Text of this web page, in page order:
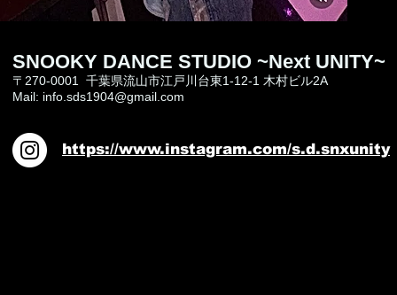
SNOOKY DANCE STUDIO ~Next UNITY~
〒270-0001 千葉県流山市江戸川台東1-12-1 木村ビル2A
​Mail: info.sds1904@gmail.com
https://www.instagram.com/s.d.snxunity